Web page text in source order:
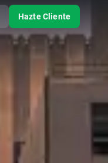
Hazte Cliente